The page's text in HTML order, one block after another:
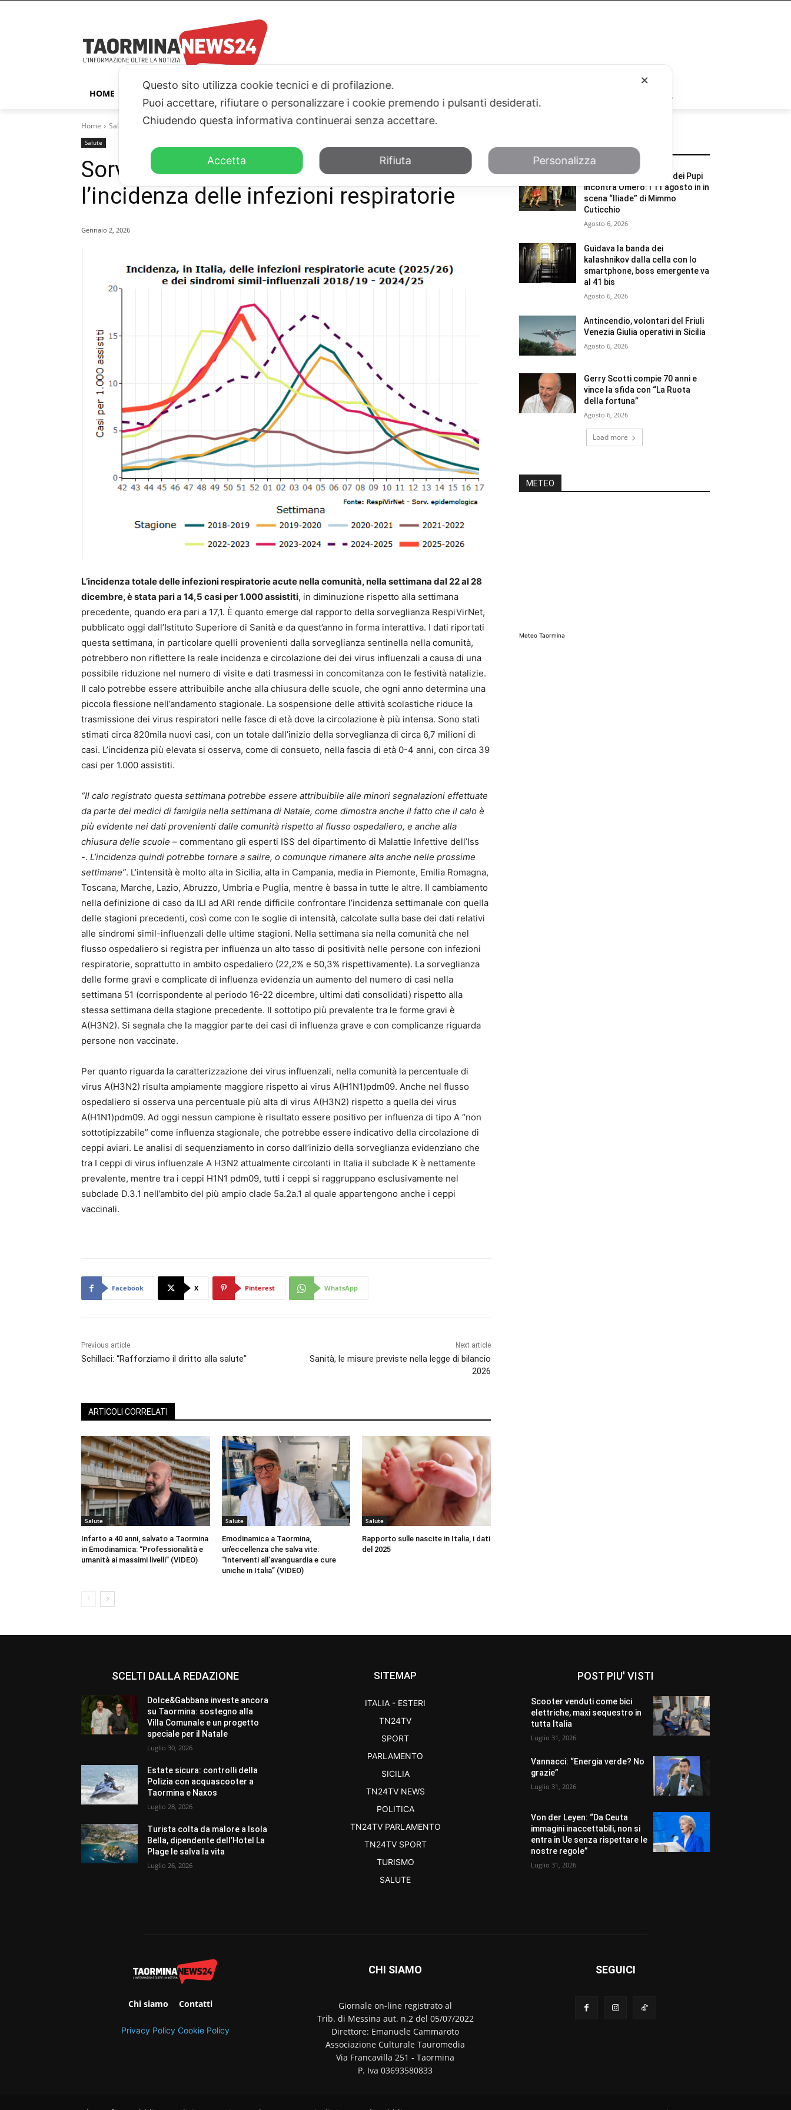
HOME TAORMINA ITALIA – ESTERI PARLAMENTO SICILIA
Home Salute Sorveglianza RespiVirNet, in calo l’incidenza delle infezioni respiratorie
Salute
Sorveglianza RespiVirNet, in calo
l’incidenza delle infezioni respiratorie
Gennaio 2, 2026
L’incidenza totale delle infezioni respiratorie acute nella comunità, nella settimana dal 22 al 28
dicembre, è stata pari a 14,5 casi per 1.000 assistiti, in diminuzione rispetto alla settimana
precedente, quando era pari a 17,1. È quanto emerge dal rapporto della sorveglianza RespiVirNet,
pubblicato oggi dall’Istituto Superiore di Sanità e da quest’anno in forma interattiva. I dati riportati
questa settimana, in particolare quelli provenienti dalla sorveglianza sentinella nella comunità,
potrebbero non riflettere la reale incidenza e circolazione dei dei virus influenzali a causa di una
possibile riduzione nel numero di visite e dati trasmessi in concomitanza con le festività natalizie.
Il calo potrebbe essere attribuibile anche alla chiusura delle scuole, che ogni anno determina una
piccola flessione nell’andamento stagionale. La sospensione delle attività scolastiche riduce la
trasmissione dei virus respiratori nelle fasce di età dove la circolazione è più intensa. Sono stati
stimati circa 820mila nuovi casi, con un totale dall’inizio della sorveglianza di circa 6,7 milioni di
casi. L’incidenza più elevata si osserva, come di consueto, nella fascia di età 0-4 anni, con circa 39
casi per 1.000 assistiti.
“Il calo registrato questa settimana potrebbe essere attribuibile alle minori segnalazioni effettuate
da parte dei medici di famiglia nella settimana di Natale, come dimostra anche il fatto che il calo è
più evidente nei dati provenienti dalle comunità rispetto al flusso ospedaliero, e anche alla
chiusura delle scuole – commentano gli esperti ISS del dipartimento di Malattie Infettive dell’Iss
-. L’incidenza quindi potrebbe tornare a salire, o comunque rimanere alta anche nelle prossime
settimane”. L’intensità è molto alta in Sicilia, alta in Campania, media in Piemonte, Emilia Romagna,
Toscana, Marche, Lazio, Abruzzo, Umbria e Puglia, mentre è bassa in tutte le altre. Il cambiamento
nella definizione di caso da ILI ad ARI rende difficile confrontare l’incidenza settimanale con quella
delle stagioni precedenti, così come con le soglie di intensità, calcolate sulla base dei dati relativi
alle sindromi simil-influenzali delle ultime stagioni. Nella settimana sia nella comunità che nel
flusso ospedaliero si registra per influenza un alto tasso di positività nelle persone con infezioni
respiratorie, soprattutto in ambito ospedaliero (22,2% e 50,3% rispettivamente). La sorveglianza
delle forme gravi e complicate di influenza evidenzia un aumento del numero di casi nella
settimana 51 (corrispondente al periodo 16-22 dicembre, ultimi dati consolidati) rispetto alla
stessa settimana della stagione precedente. Il sottotipo più prevalente tra le forme gravi è
A(H3N2). Si segnala che la maggior parte dei casi di influenza grave e con complicanze riguarda
persone non vaccinate.
Per quanto riguarda la caratterizzazione dei virus influenzali, nella comunità la percentuale di
virus A(H3N2) risulta ampiamente maggiore rispetto ai virus A(H1N1)pdm09. Anche nel flusso
ospedaliero si osserva una percentuale più alta di virus A(H3N2) rispetto a quella dei virus
A(H1N1)pdm09. Ad oggi nessun campione è risultato essere positivo per influenza di tipo A “non
sottotipizzabile” come influenza stagionale, che potrebbe essere indicativo della circolazione di
ceppi aviari. Le analisi di sequenziamento in corso dall’inizio della sorveglianza evidenziano che
tra I ceppi di virus influenzale A H3N2 attualmente circolanti in Italia il subclade K è nettamente
prevalente, mentre tra i ceppi H1N1 pdm09, tutti i ceppi si raggruppano esclusivamente nel
subclade D.3.1 nell’ambito del più ampio clade 5a.2a.1 al quale appartengono anche i ceppi
vaccinali.
Facebook X Pinterest WhatsApp
Previous article
Schillaci: “Rafforziamo il diritto alla salute”
Next article
Sanità, le misure previste nella legge di bilancio
2026
ARTICOLI CORRELATI
Salute
Infarto a 40 anni, salvato a Taormina
in Emodinamica: “Professionalità e
umanità ai massimi livelli” (VIDEO)
Salute
Emodinamica a Taormina,
un’eccellenza che salva vite:
“Interventi all’avanguardia e cure
uniche in Italia” (VIDEO)
Salute
Rapporto sulle nascite in Italia, i dati
del 2025
POTREBBE INTERESSARTI
Taormina Arte, l’Opera dei Pupi
incontra Omero: l’11 agosto in in
scena “Iliade” di Mimmo
Cuticchio
Agosto 6, 2026
Guidava la banda dei
kalashnikov dalla cella con lo
smartphone, boss emergente va
al 41 bis
Agosto 6, 2026
Antincendio, volontari del Friuli
Venezia Giulia operativi in Sicilia
Agosto 6, 2026
Gerry Scotti compie 70 anni e
vince la sfida con “La Ruota
della fortuna”
Agosto 6, 2026
Load more
METEO
Meteo Taormina
SCELTI DALLA REDAZIONE
Dolce&Gabbana investe ancora
su Taormina: sostegno alla
Villa Comunale e un progetto
speciale per il Natale
Luglio 30, 2026
Estate sicura: controlli della
Polizia con acquascooter a
Taormina e Naxos
Luglio 28, 2026
Turista colta da malore a Isola
Bella, dipendente dell’Hotel La
Plage le salva la vita
Luglio 26, 2026
SITEMAP
ITALIA - ESTERI
TN24TV
SPORT
PARLAMENTO
SICILIA
TN24TV NEWS
POLITICA
TN24TV PARLAMENTO
TN24TV SPORT
TURISMO
SALUTE
POST PIU' VISTI
Scooter venduti come bici
elettriche, maxi sequestro in
tutta Italia
Luglio 31, 2026
Vannacci: “Energia verde? No
grazie”
Luglio 31, 2026
Von der Leyen: “Da Ceuta
immagini inaccettabili, non si
entra in Ue senza rispettare le
nostre regole”
Luglio 31, 2026
Chi siamo Contatti
Privacy Policy Cookie Policy
CHI SIAMO
Giornale on-line registrato al
Trib. di Messina aut. n.2 del 05/07/2022
Direttore: Emanuele Cammaroto
Associazione Culturale Tauromedia
Via Francavilla 251 - Taormina
P. Iva 03693580833
SEGUICI
✕
Questo sito utilizza cookie tecnici e di profilazione.
Puoi accettare, rifiutare o personalizzare i cookie premendo i pulsanti desiderati.
Chiudendo questa informativa continuerai senza accettare.
Accetta Rifiuta Personalizza